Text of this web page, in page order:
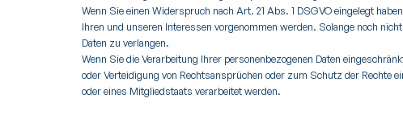
Wenn Sie einen Widerspruch nach Art. 21 Abs. 1 DSGVO eingelegt
Ihren und unseren Interessen vorgenommen werden. Solange noch
Daten zu verlangen.
Wenn Sie die Verarbeitung Ihrer personenbezogenen Daten
oder Verteidigung von Rechtsansprüchen oder zum Schutz der Rechte
oder eines Mitgliedstaats verarbeitet werden.